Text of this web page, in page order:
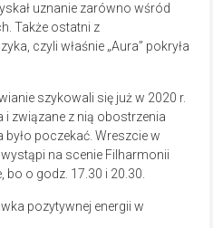
uznanie zarówno wśród
Także ostatni z
czyli właśnie „Aura” pokryła
szykowali się już w 2020 r.
związane z nią obostrzenia
było poczekać. Wreszcie w
na scenie Filharmonii
o godz. 17.30 i 20.30.